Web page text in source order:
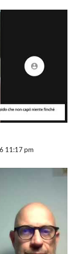
11:17 pm